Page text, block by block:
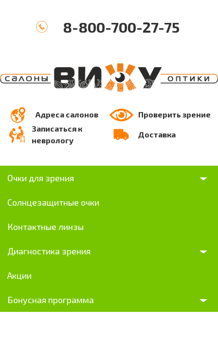
8-800-700-27-75
Адреса салонов
Проверить зрение
Записаться к
неврологу
Доставка
Очки для зрения
Солнцезащитные очки
Контактные линзы
Диагностика зрения
Акции
Бонусная программа